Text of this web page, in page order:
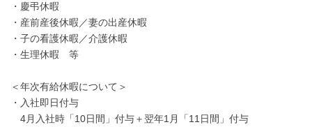
・慶弔休暇
・産前産後休暇／妻の出産休暇
・子の看護休暇／介護休暇
・生理休暇 等
＜年次有給休暇について＞
・入社即日付与
4月入社時「10日間」付与＋翌年1月「11日間」付与